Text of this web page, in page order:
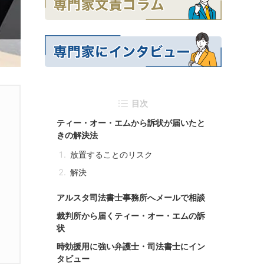
目次
ティー・オー・エムから訴状が届いたと
きの解決法
放置することのリスク
解決
アルスタ司法書士事務所へメールで相談
裁判所から届くティー・オー・エムの訴
状
時効援用に強い弁護士・司法書士にイン
タビュー